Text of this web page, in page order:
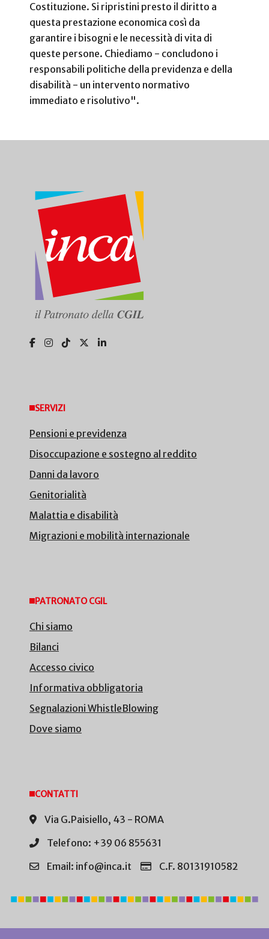
Costituzione. Si ripristini presto il diritto a
questa prestazione economica così da
garantire i bisogni e le necessità di vita di
queste persone. Chiediamo - concludono i
responsabili politiche della previdenza e della
disabilità - un intervento normativo
immediato e risolutivo".
SERVIZI
Pensioni e previdenza
Disoccupazione e sostegno al reddito
Danni da lavoro
Genitorialità
Malattia e disabilità
Migrazioni e mobilità internazionale
PATRONATO CGIL
Chi siamo
Bilanci
Accesso civico
Informativa obbligatoria
Segnalazioni WhistleBlowing
Dove siamo
CONTATTI
Via G.Paisiello, 43 - ROMA
Telefono: +39 06 855631
Email: info@inca.it
C.F. 80131910582